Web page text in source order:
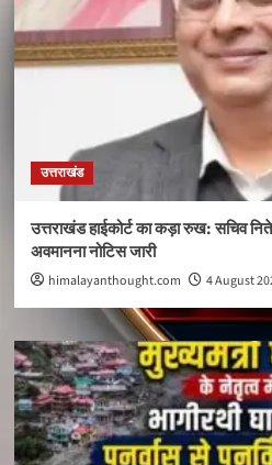
उत्तराखंड
उत्तराखंड हाईकोर्ट का कड़ा रुख: सचिव
अवमानना नोटिस जारी
himalayanthought.com 4 August